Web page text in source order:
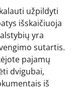
užpildyti
išskaičiuoja
yra
sutartis.
pajamų
dvigubai,
iš